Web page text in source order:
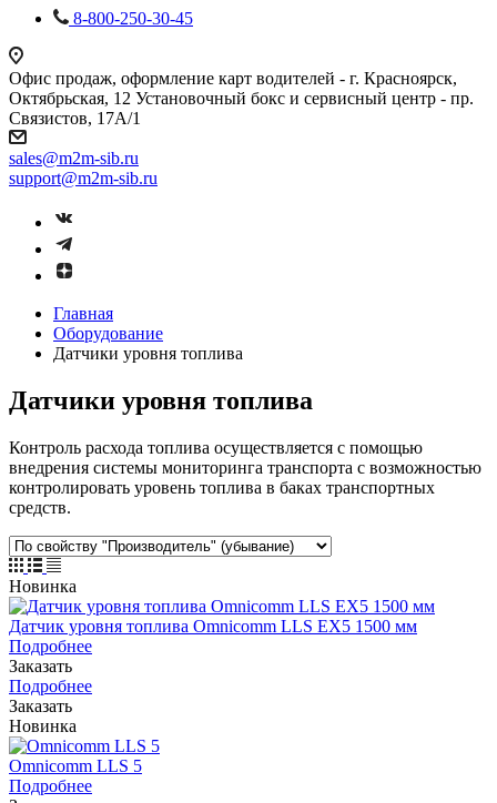
8-800-250-30-45
Офис продаж, оформление карт водителей - г. Красноярск,
Октябрьская, 12 Установочный бокс и сервисный центр - пр.
Связистов, 17А/1
sales@m2m-sib.ru
support@m2m-sib.ru
Главная
Оборудование
Датчики уровня топлива
Датчики уровня топлива
Контроль расхода топлива осуществляется с помощью
внедрения системы мониторинга транспорта с возможностью
контролировать уровень топлива в баках транспортных
средств.
Новинка
Датчик уровня топлива Omnicomm LLS EX5 1500 мм
Подробнее
Заказать
Подробнее
Заказать
Новинка
Omnicomm LLS 5
Подробнее